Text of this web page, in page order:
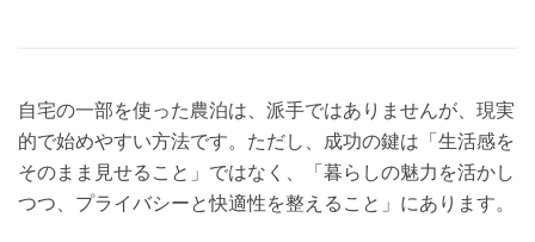
自宅の一部を使った農泊は、派手ではありませんが、現実
的で始めやすい方法です。ただし、成功の鍵は「生活感を
そのまま見せること」ではなく、「暮らしの魅力を活かし
つつ、プライバシーと快適性を整えること」にあります。